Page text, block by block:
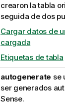
crearon la tabla
seguida de dos
Cargar datos de
cargada
Etiquetas de tabla
autogenerate se
ser generados
Sense.